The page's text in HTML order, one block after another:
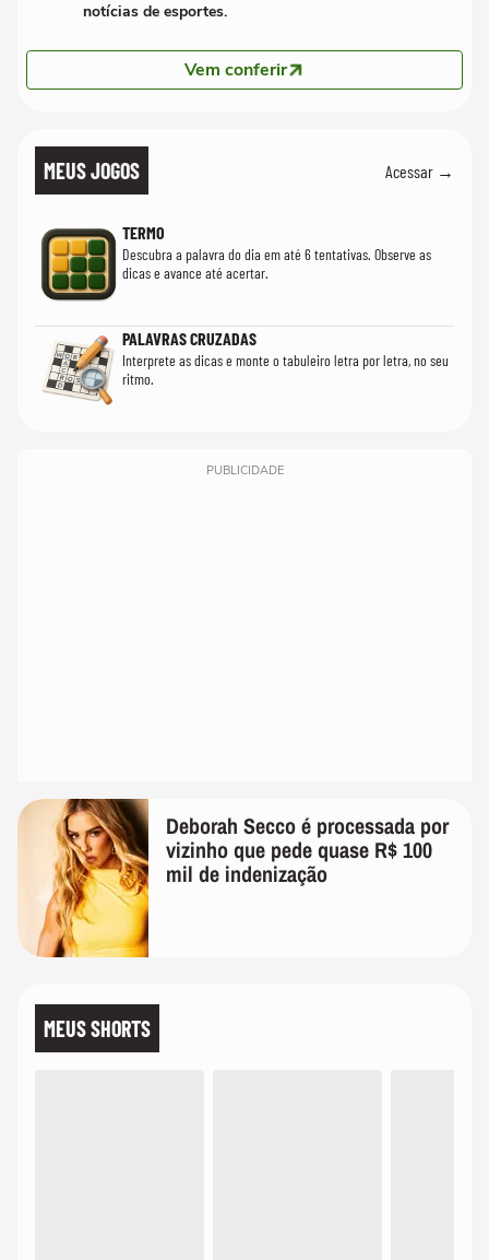
notícias de esportes.
Vem conferir
MEUS JOGOS Acessar →
TERMO
Descubra a palavra do dia em até 6 tentativas. Observe as
dicas e avance até acertar.
PALAVRAS CRUZADAS
Interprete as dicas e monte o tabuleiro letra por letra, no seu
ritmo.
PUBLICIDADE
Deborah Secco é processada por
vizinho que pede quase R$ 100
mil de indenização
MEUS SHORTS